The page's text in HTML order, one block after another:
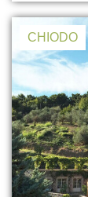
CHIODO